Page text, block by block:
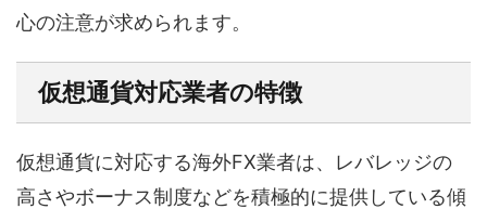
心の注意が求められます。
仮想通貨対応業者の特徴
仮想通貨に対応する海外FX業者は、レバレッジの
高さやボーナス制度などを積極的に提供している傾